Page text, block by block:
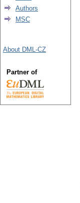
Authors
MSC
About DML-CZ
Partner of